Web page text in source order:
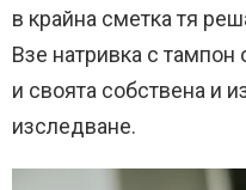
в крайна сметка тя
Взе натривка с тампон
и своята собствена и
изследване.